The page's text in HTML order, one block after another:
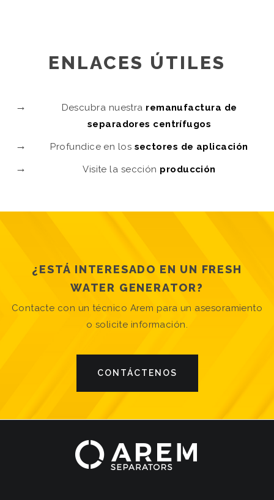
ENLACES ÚTILES
Descubra nuestra remanufactura de
separadores centrífugos
Profundice en los sectores de aplicación
Visite la sección producción
¿ESTÁ INTERESADO EN UN FRESH
WATER GENERATOR?
Contacte con un técnico Arem para un asesoramiento
o solicite información.
CONTÁCTENOS